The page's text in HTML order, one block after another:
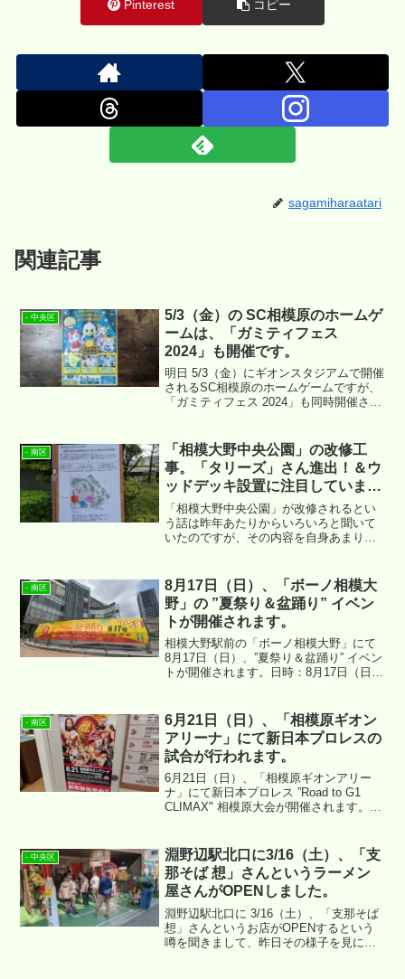
Pinterest コピー
sagamiharaatari
関連記事
- 中央区
5/3（金）の SC相模原のホームゲ
ームは、「ガミティフェス
2024」も開催です。
明日 5/3（金）にギオンスタジアムで開催
されるSC相模原のホームゲームですが、
「ガミティフェス 2024」も同時開催され
トになるようですね。
- 南区
「相模大野中央公園」の改修工
事。「タリーズ」さん進出！＆ウ
ッドデッキ設置に注目していま
す。
「相模大野中央公園」が改修されるとい
う話は昨年あたりからいろいろと聞いて
いたのですが、その内容を自身あまり把
めてみました。念のためですが、場所は
↓ になります。
- 南区
8月17日（日）、「ボーノ相模大
野」の ”夏祭り＆盆踊り” イベン
トが開催されます。
相模大野駅前の「ボーノ相模大野」にて
8月17日（日）、”夏祭り＆盆踊り” イベン
トが開催されます。日時：8月17日（日）
- 南区
6月21日（日）、「相模原ギオン
アリーナ」にて新日本プロレスの
試合が行われます。
6月21日（日）、「相模原ギオンアリー
ナ」にて新日本プロレス ”Road to G1
CLIMAX" 相模原大会が開催されます。以
ています。
- 中央区
淵野辺駅北口に3/16（土）、「支
那そば 想」さんというラーメン
屋さんがOPENしました。
淵野辺駅北口に 3/16（土）、「支那そば
想」さんというお店がOPENするという
噂を聞きまして、昨日その様子を見に行